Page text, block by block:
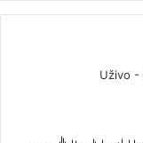
Uživo -